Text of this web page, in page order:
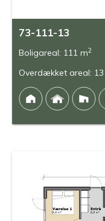
73-111-13
Boligareal: 111 m2
Overdækket areal: